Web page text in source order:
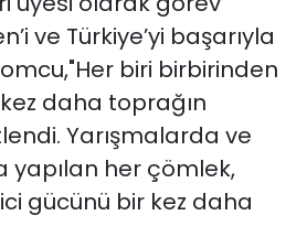
ve Türkiye’yi başarıyla
biri birbirinden
daha toprağın
Yarışmalarda ve
yapılan her çömlek,
gücünü bir kez daha